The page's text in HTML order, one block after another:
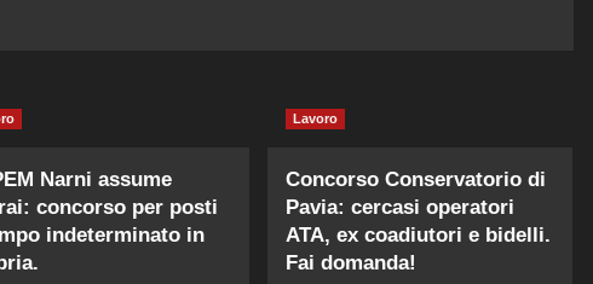
Narni assume
concorso per posti
indeterminato in
Lavoro
Concorso Conservatorio di
Pavia: cercasi operatori
ATA, ex coadiutori e bidelli.
Fai domanda!